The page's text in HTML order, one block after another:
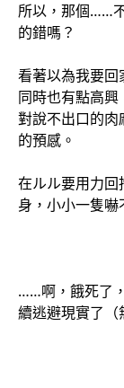
所以，那個……
的錯嗎？
看著以為我要回
同時也有點高
對說不出口的
的預感。
在ルル要用力回
身，小小一隻嚇
……啊，餓死了
續逃避現實了（